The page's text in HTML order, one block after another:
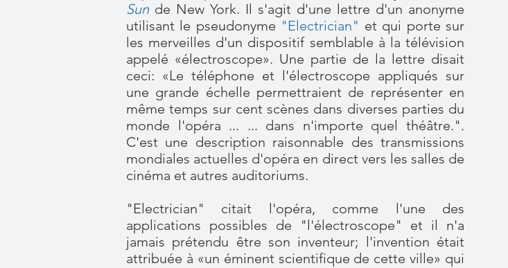
Sun de New York. Il s'agit d'une lettre d'un anonyme
utilisant le pseudonyme "Electrician" et qui porte sur
les merveilles d'un dispositif semblable à la télévision
appelé «électroscope». Une partie de la lettre disait
ceci: «Le téléphone et l'électroscope appliqués sur
une grande échelle permettraient de représenter en
même temps sur cent scènes dans diverses parties du
monde l'opéra ... ... dans n'importe quel théâtre.".
C'est une description raisonnable des transmissions
mondiales actuelles d'opéra en direct vers les salles de
cinéma et autres auditoriums.
"Electrician" citait l'opéra, comme l'une des
applications possibles de "l'électroscope" et il n'a
jamais prétendu être son inventeur; l'invention était
attribuée à «un éminent scientifique de cette ville» qui